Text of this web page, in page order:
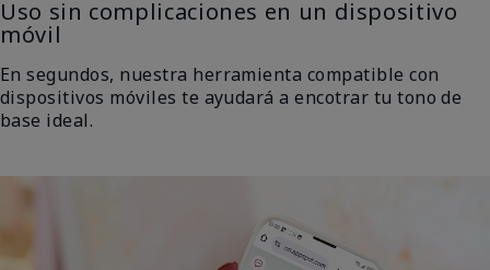
Uso sin complicaciones en un dispositivo
móvil
En segundos, nuestra herramienta compatible con
dispositivos móviles te ayudará a encotrar tu tono de
base ideal.